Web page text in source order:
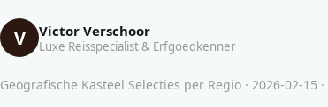
V Victor Verschoor
Luxe Reisspecialist & Erfgoedkenner
Geografische Kasteel Selecties per Regio · 2026-02-15